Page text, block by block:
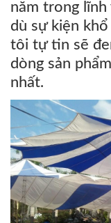
năm trong lĩnh
dù sự kiện
tôi tự tin sẽ
dòng sản
nhất.